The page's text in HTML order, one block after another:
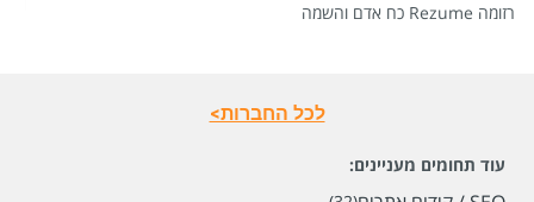
רזומה Rezume כח אדם והשמה
לכל החברות>
עוד תחומים מעניינים: